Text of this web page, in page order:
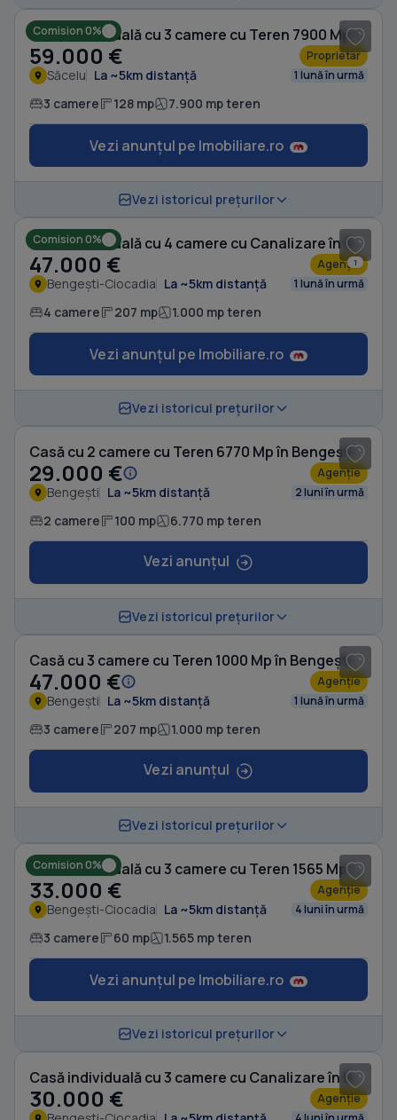
Comision 0% Casă individuală cu 3 camere cu Teren 7900 Mp în Săcelu
59.000 € Proprietar
Săcelu La ~5km distanță 1 lună în urmă
3 camere 128 mp 7.900 mp teren
Vezi anunțul pe Imobiliare.ro
Vezi istoricul prețurilor
1
Comision 0% Casă individuală cu 4 camere cu Canalizare în Bengești-Ciocadia
47.000 € Agenție
Bengești-Ciocadia La ~5km distanță 1 lună în urmă
4 camere 207 mp 1.000 mp teren
Vezi anunțul pe Imobiliare.ro
Vezi istoricul prețurilor
Casă cu 2 camere cu Teren 6770 Mp în Bengești
29.000 € Agenție
Bengești La ~5km distanță 2 luni în urmă
2 camere 100 mp 6.770 mp teren
Vezi anunțul
Vezi istoricul prețurilor
Casă cu 3 camere cu Teren 1000 Mp în Bengești
47.000 € Agenție
Bengești La ~5km distanță 1 lună în urmă
3 camere 207 mp 1.000 mp teren
Vezi anunțul
Vezi istoricul prețurilor
Comision 0% Casă individuală cu 3 camere cu Teren 1565 Mp în Bengești-Ciocadia
33.000 € Agenție
Bengești-Ciocadia La ~5km distanță 4 luni în urmă
3 camere 60 mp 1.565 mp teren
Vezi anunțul pe Imobiliare.ro
Vezi istoricul prețurilor
Casă individuală cu 3 camere cu Canalizare în Bengești-Ciocadia
30.000 € Agenție